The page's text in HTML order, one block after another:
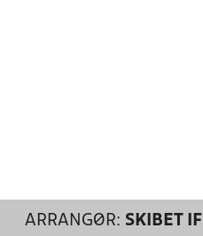
ARRANGØR: SKIBET IF